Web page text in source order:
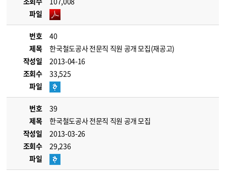
파일
번호
40
제목
한국철도공사 전문직 직원 공개 모집(재공고)
작성일
2013-04-16
조회수
33,525
파일
번호
39
제목
한국철도공사 전문직 직원 공개 모집
작성일
2013-03-26
조회수
29,236
파일